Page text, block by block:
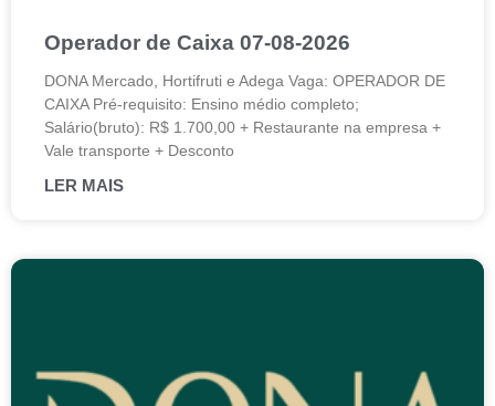
Operador de Caixa 07-08-2026
DONA Mercado, Hortifruti e Adega Vaga: OPERADOR DE
CAIXA Pré-requisito: Ensino médio completo;
Salário(bruto): R$ 1.700,00 + Restaurante na empresa +
Vale transporte + Desconto
LER MAIS